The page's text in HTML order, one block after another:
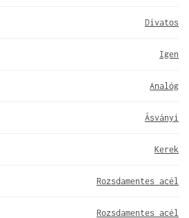
Divatos
Igen
Analóg
Ásványi
Kerek
Rozsdamentes acél
Rozsdamentes acél